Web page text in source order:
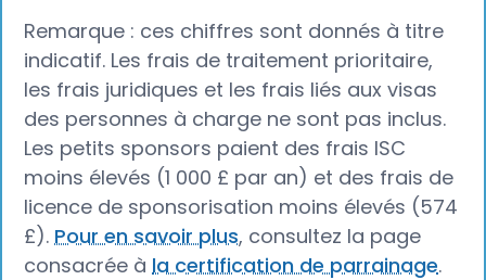
Remarque : ces chiffres sont donnés à titre
indicatif. Les frais de traitement prioritaire,
les frais juridiques et les frais liés aux visas
des personnes à charge ne sont pas inclus.
Les petits sponsors paient des frais ISC
moins élevés (1 000 £ par an) et des frais de
licence de sponsorisation moins élevés (574
£). Pour en savoir plus, consultez la page
consacrée à la certification de parrainage.